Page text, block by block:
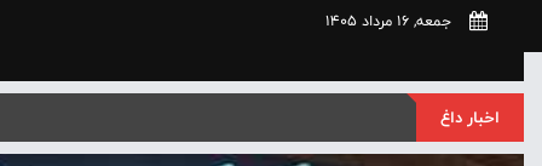
جمعه, 16 مرداد 1405
اخبار داغ